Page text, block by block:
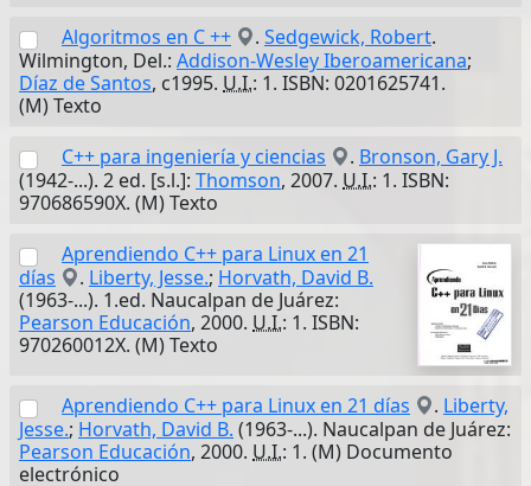
Algoritmos en C ++
. Sedgewick, Robert.
Wilmington, Del.: Addison-Wesley Iberoamericana;
Díaz de Santos, c1995. U.I.: 1. ISBN: 0201625741.
(M) Texto
C++ para ingeniería y ciencias
. Bronson, Gary J.
(1942-...). 2 ed. [s.l.]: Thomson, 2007. U.I.: 1. ISBN:
970686590X. (M) Texto
Aprendiendo C++ para Linux en 21
días
. Liberty, Jesse.; Horvath, David B.
(1963-...). 1.ed. Naucalpan de Juárez:
Pearson Educación, 2000. U.I.: 1. ISBN:
970260012X. (M) Texto
Aprendiendo C++ para Linux en 21 días . Liberty,
Jesse.; Horvath, David B. (1963-...). Naucalpan de Juárez:
Pearson Educación, 2000. U.I.: 1. (M) Documento
electrónico